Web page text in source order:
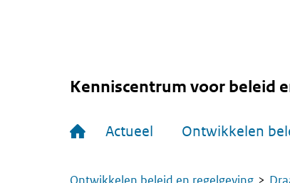
Kenniscentrum voor beleid
Actueel Ontwikkelen